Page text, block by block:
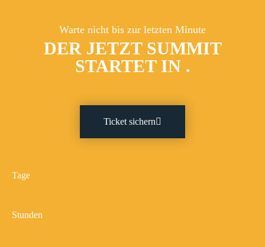
Warte nicht bis zur letzten Minute
DER JETZT SUMMIT
STARTET IN .
Ticket sichern
Tage
Stunden